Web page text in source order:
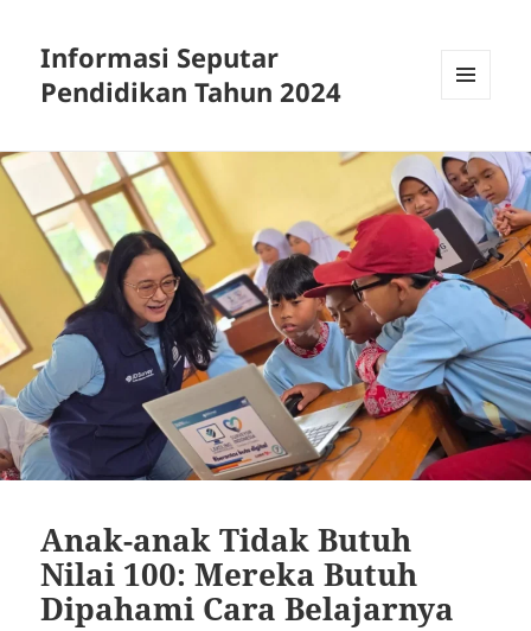
Informasi Seputar
Pendidikan Tahun 2024
WIDGETS
Anak-anak Tidak Butuh
Nilai 100: Mereka Butuh
Dipahami Cara Belajarnya